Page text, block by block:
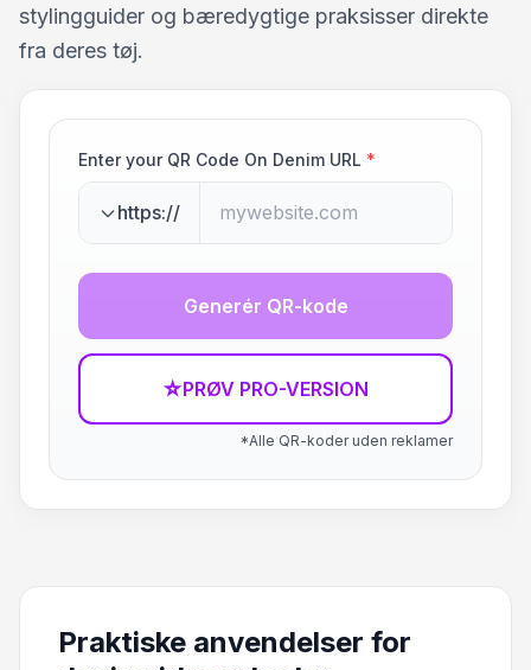
stylingguider og bæredygtige praksisser direkte
fra deres tøj.
Enter your QR Code On Denim URL *
https://
Generér QR-kode
☆PRØV PRO-VERSION
*Alle QR-koder uden reklamer
Praktiske anvendelser for